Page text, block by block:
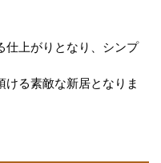
仕上がりとなり、シンプ
ける素敵な新居となりま